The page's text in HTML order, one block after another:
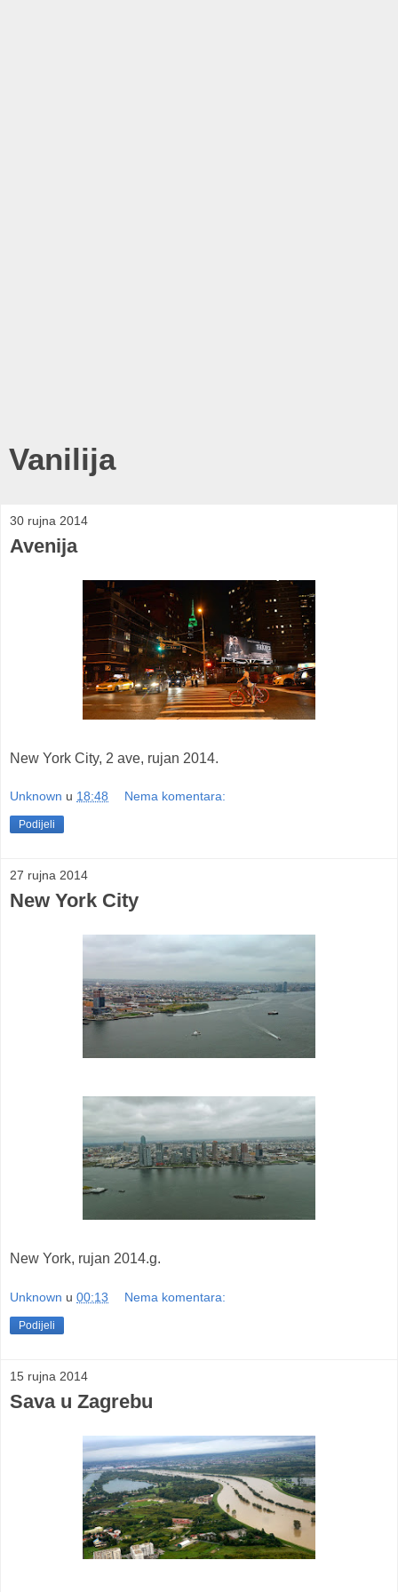
Vanilija
30 rujna 2014
Avenija
New York City, 2 ave, rujan 2014.
Unknown u 18:48 Nema komentara:
Podijeli
27 rujna 2014
New York City
New York, rujan 2014.g.
Unknown u 00:13 Nema komentara:
Podijeli
15 rujna 2014
Sava u Zagrebu